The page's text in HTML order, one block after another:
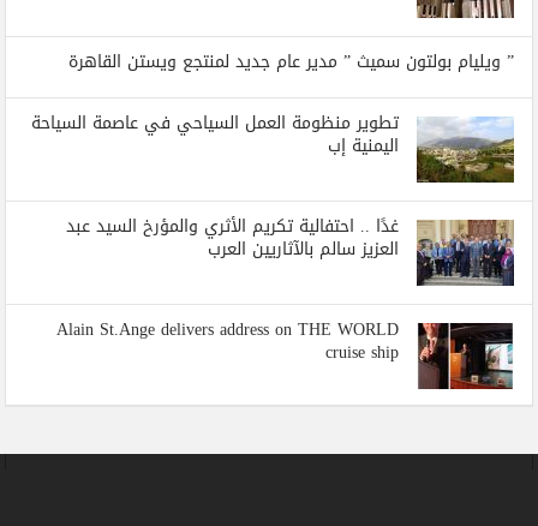
” ويليام بولتون سميث ” مدير عام جديد لمنتجع ويستن القاهرة
تطوير منظومة العمل السياحي في عاصمة السياحة
اليمنية إب
غدًا .. احتفالية تكريم الأثري والمؤرخ السيد عبد
العزيز سالم بالآثاريين العرب
Alain St.Ange delivers address on THE WORLD
cruise ship